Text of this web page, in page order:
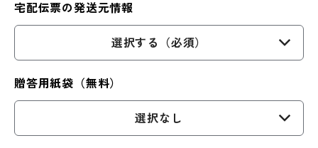
宅配伝票の発送元情報
選択する（必須）
贈答用紙袋（無料）
選択なし